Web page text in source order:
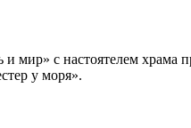
мир» с настоятелем храма
у моря».